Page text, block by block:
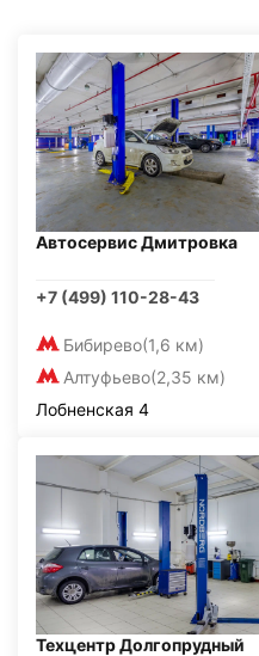
Автосервис Дмитровка
+7 (499) 110-28-43
Бибирево(1,6 км)
Алтуфьево(2,35 км)
Лобненская 4
Техцентр Долгопрудный